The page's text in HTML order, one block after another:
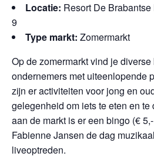
Locatie: Resort De
9
Type markt: Zomermarkt
Op de zomermarkt vind je
ondernemers met uiteenlopende
zijn er activiteiten voor jong en
gelegenheid om iets te eten en
aan de markt is er een bingo (€
Fabienne Jansen de dag
liveoptreden.